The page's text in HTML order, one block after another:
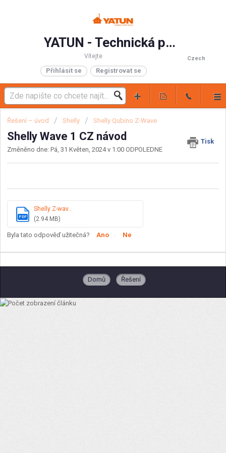
YATUN - Technická podpora
Czech
Vítejte
Přihlásit se Registrovat se
Řešení – úvod Shelly Shelly Qubino Z-Wave
Shelly Wave 1 CZ návod
Tisk
Změněno dne: Pá, 31 Květen, 2024 v 1:00 ODPOLEDNE
PDF
Shelly Z-wav...
(2.94 MB)
Byla tato odpověď užitečná? Ano Ne
Domů Řešení